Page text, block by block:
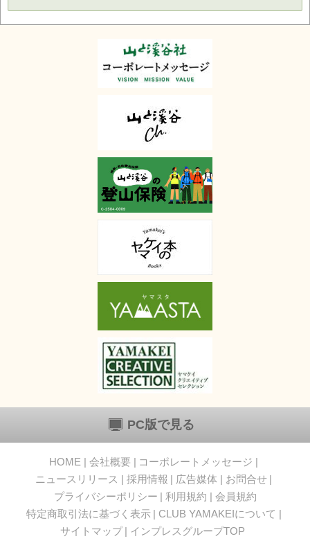
PC版で見る
HOME 会社概要
コーポレートメッセージ
ニュースリリース
採用情報 広告媒体
お問合せ
プライバシーポリシー
利用規約
会員規約
特定商取引法に基づく表示
CLUB YAMAKEIについて
サイトマップ
インプレスグループTOP